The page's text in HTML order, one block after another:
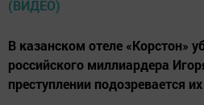
В казанском отеле «Корстон»
российского миллиардера
преступлении подозревается